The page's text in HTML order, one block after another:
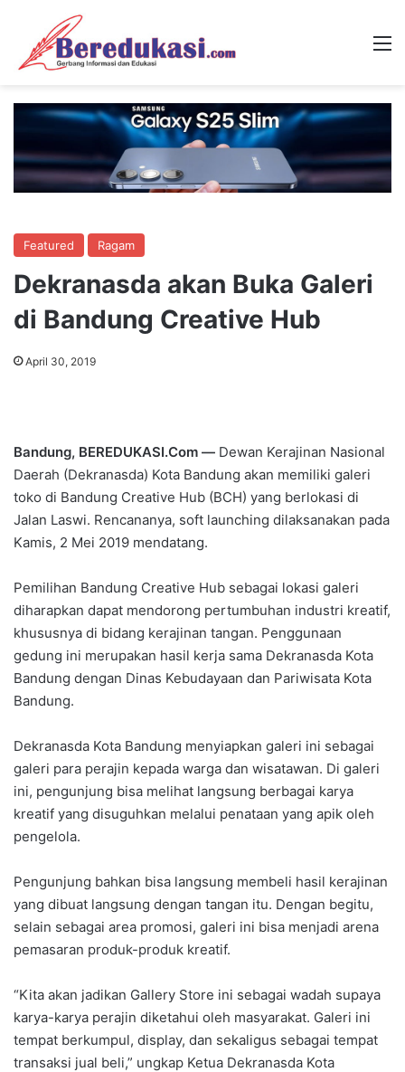
Featured Ragam
Dekranasda akan Buka Galeri
di Bandung Creative Hub
April 30, 2019
Bandung, BEREDUKASI.Com — Dewan Kerajinan Nasional
Daerah (Dekranasda) Kota Bandung akan memiliki galeri
toko di Bandung Creative Hub (BCH) yang berlokasi di
Jalan Laswi. Rencananya, soft launching dilaksanakan pada
Kamis, 2 Mei 2019 mendatang.
Pemilihan Bandung Creative Hub sebagai lokasi galeri
diharapkan dapat mendorong pertumbuhan industri kreatif,
khususnya di bidang kerajinan tangan. Penggunaan
gedung ini merupakan hasil kerja sama Dekranasda Kota
Bandung dengan Dinas Kebudayaan dan Pariwisata Kota
Bandung.
Dekranasda Kota Bandung menyiapkan galeri ini sebagai
galeri para perajin kepada warga dan wisatawan. Di galeri
ini, pengunjung bisa melihat langsung berbagai karya
kreatif yang disuguhkan melalui penataan yang apik oleh
pengelola.
Pengunjung bahkan bisa langsung membeli hasil kerajinan
yang dibuat langsung dengan tangan itu. Dengan begitu,
selain sebagai area promosi, galeri ini bisa menjadi arena
pemasaran produk-produk kreatif.
“Kita akan jadikan Gallery Store ini sebagai wadah supaya
karya-karya perajin diketahui oleh masyarakat. Galeri ini
tempat berkumpul, display, dan sekaligus sebagai tempat
transaksi jual beli,” ungkap Ketua Dekranasda Kota